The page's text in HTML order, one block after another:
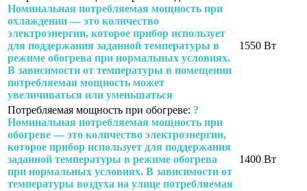
Номинальная потребляемая мощность при
охлаждении — это количество
электроэнергии, которое прибор использует
для поддержания заданной температуры в
режиме обогрева при нормальных условиях.
В зависимости от температуры в помещении
потребляемая мощность может
увеличиваться или уменьшаться
1550 Вт
Потребляемая мощность при обогреве: ?
Номинальная потребляемая мощность при
обогреве — это количество электроэнергии,
которое прибор использует для поддержания
заданной температуры в режиме обогрева
при нормальных условиях. В зависимости от
температуры воздуха на улице потребляемая
1400 Вт